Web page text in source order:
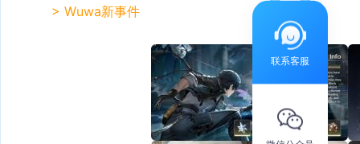
> Wuwa新事件
联系客服